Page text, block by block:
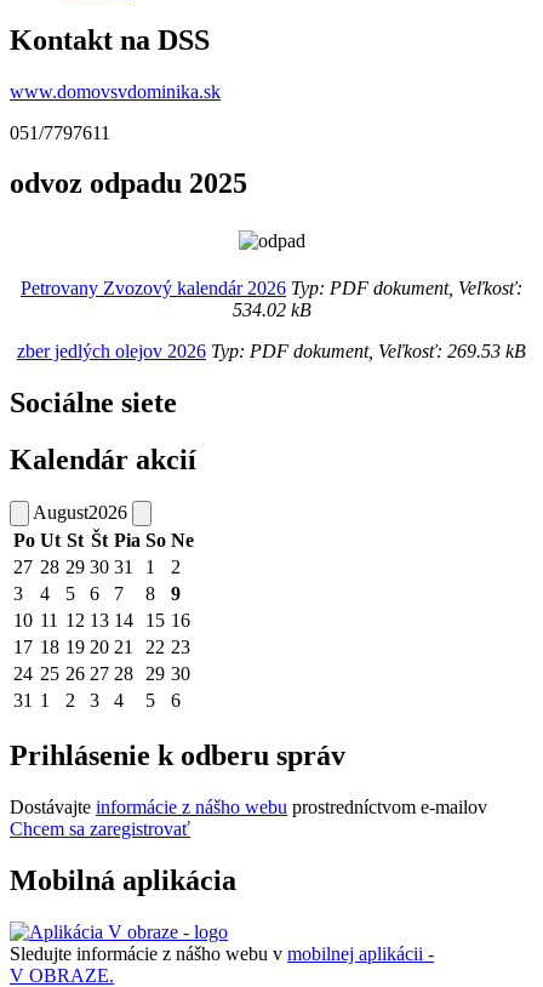
Kontakt na DSS
www.domovsvdominika.sk
051/7797611
odvoz odpadu 2025
Petrovany Zvozový kalendár 2026 Typ: PDF dokument, Veľkosť:
534.02 kB
zber jedlých olejov 2026 Typ: PDF dokument, Veľkosť: 269.53 kB
Sociálne siete
Kalendár akcií
August2026
Po Ut St Št Pia So Ne
27 28 29 30 31 1
2
3
4 5 6 7 8
9
10 11 12 13 14 15 16
17 18 19 20 21 22 23
24 25 26 27 28 29 30
31 1 2 3 4 5 6
Prihlásenie k odberu správ
Dostávajte informácie z nášho webu prostredníctvom e-mailov
Chcem sa zaregistrovať
Mobilná aplikácia
Sledujte informácie z nášho webu v mobilnej aplikácii -
V OBRAZE.